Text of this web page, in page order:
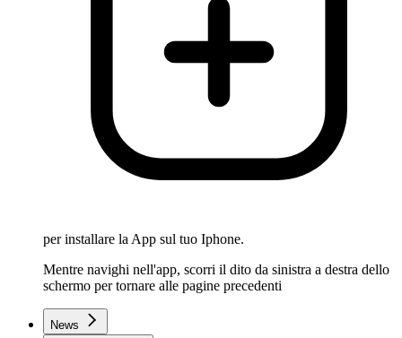
per installare la App sul tuo Iphone.
Mentre navighi nell'app, scorri il dito da sinistra a destra dello
schermo per tornare alle pagine precedenti
News